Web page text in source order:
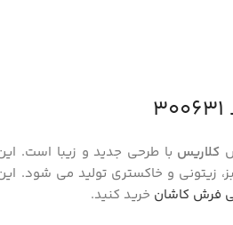
کلاریس با طرحی جدید و زیبا است.
زیتونی و خاکستری تولید می شود.
فرش کاشان خرید کنید.